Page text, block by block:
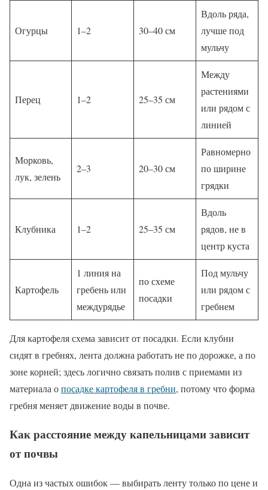
Огурцы 1–2 30–40 см
Вдоль ряда,
лучше под
мульчу
Перец 1–2 25–35 см
Между
растениями
или рядом с
линией
Морковь,
лук, зелень
2–3 20–30 см
Равномерно
по ширине
грядки
Клубника 1–2 25–35 см
Вдоль
рядов, не в
центр куста
Картофель
1 линия на
гребень или
междурядье
по схеме
посадки
Под мульчу
или рядом с
гребнем
Для картофеля схема зависит от посадки. Если клубни
сидят в гребнях, лента должна работать не по дорожке, а по
зоне корней; здесь логично связать полив с приемами из
материала опосадке картофеля в гребни, потому что форма
гребня меняет движение воды в почве.
Как расстояние между капельницами зависит
от почвы
Одна из частых ошибок — выбирать ленту только по цене и